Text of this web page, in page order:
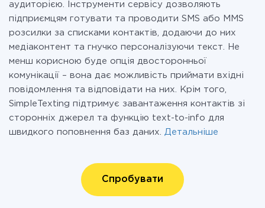
аудиторією. Інструменти сервісу дозволяють
підприємцям готувати та проводити SMS або MMS
розсилки за списками контактів, додаючи до них
медіаконтент та гнучко персоналізуючи текст. Не
менш корисною буде опція двосторонньої
комунікації – вона дає можливість приймати вхідні
повідомлення та відповідати на них. Крім того,
SimpleTexting підтримує завантаження контактів зі
сторонніх джерел та функцію text-to-info для
швидкого поповнення баз даних. Детальніше
Спробувати